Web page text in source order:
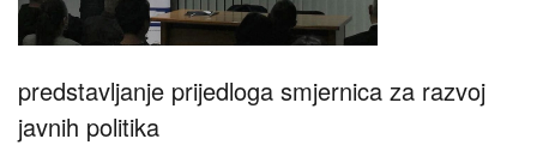
predstavljanje prijedloga smjernica za razvoj
javnih politika